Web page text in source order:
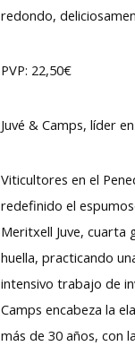
redondo,
PVP: 22,50€
Juvé & Camps, líder
Viticultores en el
redefinido el
Meritxell Juve, cuarta
huella, practicando
intensivo trabajo de
Camps encabeza la
más de 30 años, con